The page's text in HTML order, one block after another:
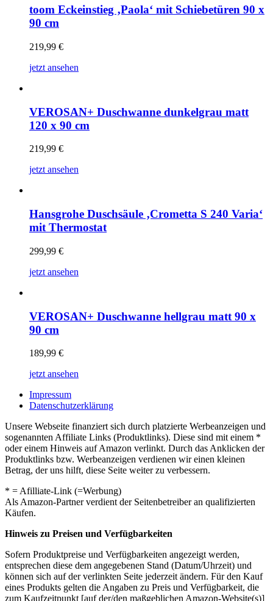
toom Eckeinstieg ‚Paola‘ mit Schiebetüren 90 x
90 cm
219,99 €
jetzt ansehen
VEROSAN+ Duschwanne dunkelgrau matt
120 x 90 cm
219,99 €
jetzt ansehen
Hansgrohe Duschsäule ‚Crometta S 240 Varia‘
mit Thermostat
299,99 €
jetzt ansehen
VEROSAN+ Duschwanne hellgrau matt 90 x
90 cm
189,99 €
jetzt ansehen
Impressum
Datenschutzerklärung
Unsere Webseite finanziert sich durch platzierte Werbeanzeigen und
sogenannten Affiliate Links (Produktlinks). Diese sind mit einem *
oder einem Hinweis auf Amazon verlinkt. Durch das Anklicken der
Produktlinks bzw. Werbeanzeigen verdienen wir einen kleinen
Betrag, der uns hilft, diese Seite weiter zu verbessern.
* = Afilliate-Link (=Werbung)
Als Amazon-Partner verdient der Seitenbetreiber an qualifizierten
Käufen.
Hinweis zu Preisen und Verfügbarkeiten
Sofern Produktpreise und Verfügbarkeiten angezeigt werden,
entsprechen diese dem angegebenen Stand (Datum/Uhrzeit) und
können sich auf der verlinkten Seite jederzeit ändern. Für den Kauf
eines Produkts gelten die Angaben zu Preis und Verfügbarkeit, die
zum Kaufzeitpunkt [auf der/den maßgeblichen Amazon-Website(s)]